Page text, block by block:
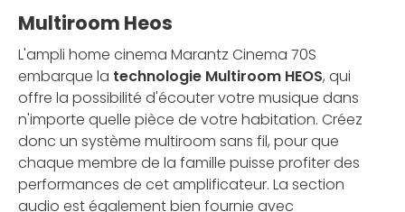
Multiroom Heos
L'ampli home cinema Marantz Cinema 70S
embarque la technologie Multiroom HEOS, qui
offre la possibilité d'écouter votre musique dans
n'importe quelle pièce de votre habitation. Créez
donc un système multiroom sans fil, pour que
chaque membre de la famille puisse profiter des
performances de cet amplificateur. La section
audio est également bien fournie avec